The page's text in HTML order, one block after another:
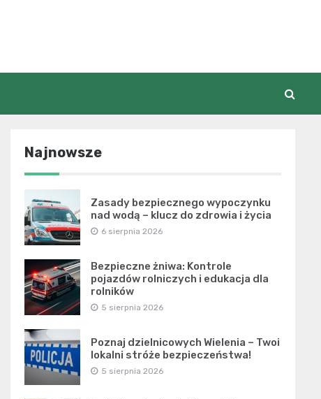
Najnowsze
Zasady bezpiecznego wypoczynku
nad wodą – klucz do zdrowia i życia
6 sierpnia 2026
Bezpieczne żniwa: Kontrole
pojazdów rolniczych i edukacja dla
rolników
5 sierpnia 2026
Poznaj dzielnicowych Wielenia – Twoi
lokalni stróże bezpieczeństwa!
5 sierpnia 2026